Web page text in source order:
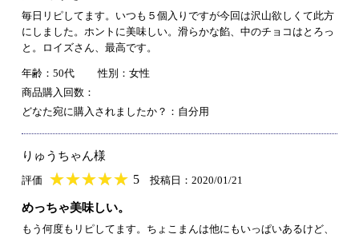
毎日リピしてます。いつも５個入りですが今回は沢山欲しくて此方
にしました。ホントに美味しい。滑らかな餡、中のチョコはとろっ
と。ロイズさん、最高です。
年齢：50代
性別：女性
商品購入回数：
どなた宛に購入されましたか？：自分用
りゅうちゃん様
評価 ★★★★★
★★★★★ 5 投稿日：2020/01/21
めっちゃ美味しい。
もう何度もリピしてます。ちょこまんは他にもいっぱいあるけど、